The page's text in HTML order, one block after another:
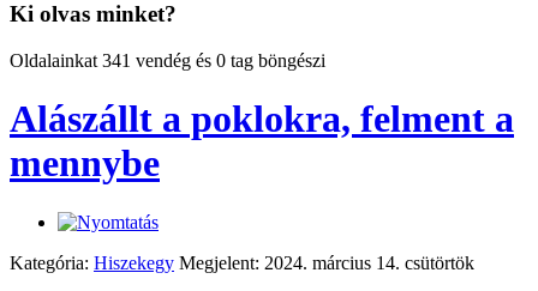
Ki olvas minket?
Oldalainkat 341 vendég és 0 tag böngészi
Alászállt a poklokra, felment a
mennybe
Kategória: Hiszekegy Megjelent: 2024. március 14. csütörtök